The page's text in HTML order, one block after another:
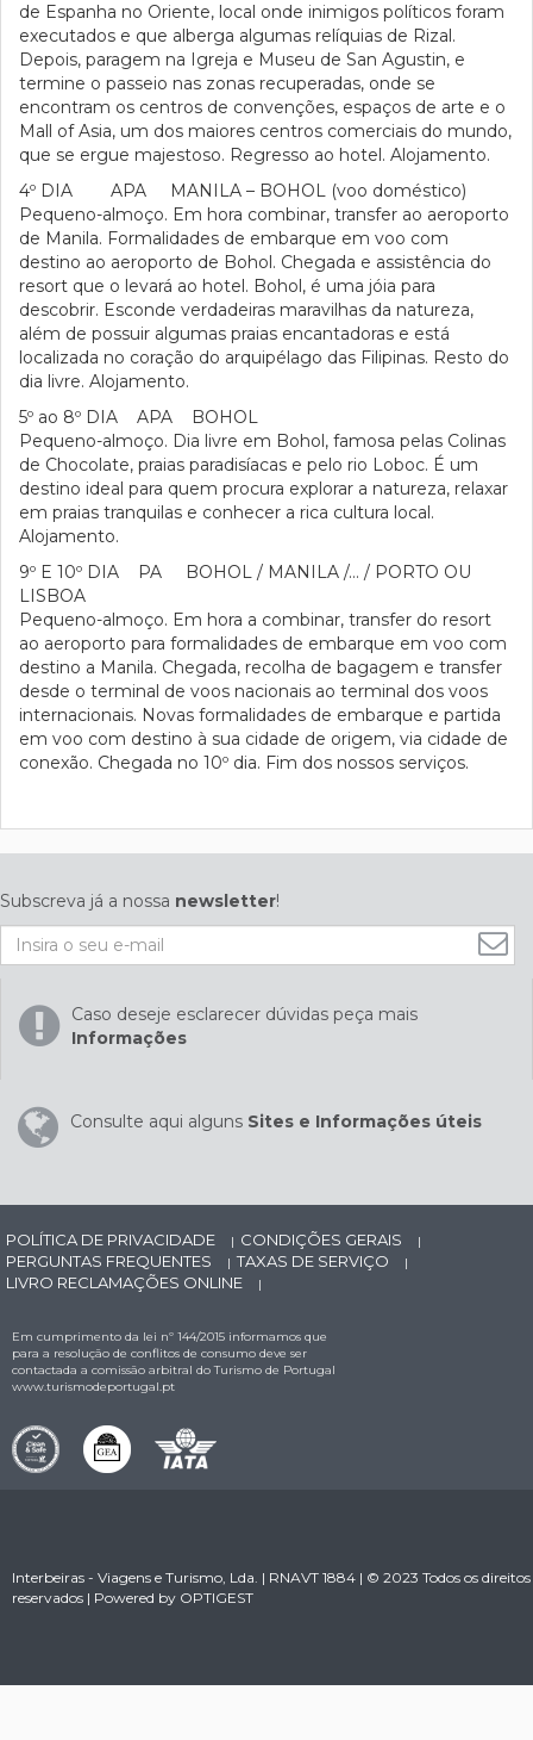
de Espanha no Oriente, local onde inimigos políticos foram
executados e que alberga algumas relíquias de Rizal.
Depois, paragem na Igreja e Museu de San Agustin, e
termine o passeio nas zonas recuperadas, onde se
encontram os centros de convenções, espaços de arte e o
Mall of Asia, um dos maiores centros comerciais do mundo,
que se ergue majestoso. Regresso ao hotel. Alojamento.
4º DIA APA MANILA – BOHOL (voo doméstico)
Pequeno-almoço. Em hora combinar, transfer ao aeroporto
de Manila. Formalidades de embarque em voo com
destino ao aeroporto de Bohol. Chegada e assistência do
resort que o levará ao hotel. Bohol, é uma jóia para
descobrir. Esconde verdadeiras maravilhas da natureza,
além de possuir algumas praias encantadoras e está
localizada no coração do arquipélago das Filipinas. Resto do
dia livre. Alojamento.
5º ao 8º DIA APA BOHOL
Pequeno-almoço. Dia livre em Bohol, famosa pelas Colinas
de Chocolate, praias paradisíacas e pelo rio Loboc. É um
destino ideal para quem procura explorar a natureza, relaxar
em praias tranquilas e conhecer a rica cultura local.
Alojamento.
9º E 10º DIA PA BOHOL / MANILA /… / PORTO OU
LISBOA
Pequeno-almoço. Em hora a combinar, transfer do resort
ao aeroporto para formalidades de embarque em voo com
destino a Manila. Chegada, recolha de bagagem e transfer
desde o terminal de voos nacionais ao terminal dos voos
internacionais. Novas formalidades de embarque e partida
em voo com destino à sua cidade de origem, via cidade de
conexão. Chegada no 10º dia. Fim dos nossos serviços.
Subscreva já a nossa newsletter!
Caso deseje esclarecer dúvidas peça mais
Informações
Consulte aqui alguns Sites e Informações úteis
POLÍTICA DE PRIVACIDADE | CONDIÇÕES GERAIS |
PERGUNTAS FREQUENTES | TAXAS DE SERVIÇO |
LIVRO RECLAMAÇÕES ONLINE |
Em cumprimento da lei nº 144/2015 informamos que
para a resolução de conflitos de consumo deve ser
contactada a comissão arbitral do Turismo de Portugal
www.turismodeportugal.pt
Interbeiras - Viagens e Turismo, Lda. | RNAVT 1884 | © 2023 Todos os direitos
reservados | Powered by OPTIGEST